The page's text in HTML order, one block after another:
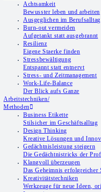
Achtsamkeit
Bewusster leben und arbeiten
Ausgeglichen im Berufsalltag
Burn-out vermeiden
Aufgetankt statt ausgebrannt
Resilienz
Eigene Staerke finden
Stressbewältigung
Entspannt statt entnervt
Stress- und Zeitmanagement
Work-Life-Balance
Der Blick aufs Ganze
Arbeitstechniken/
Methoden
Business Etikette
Stilsicher im Geschäftsalltag
Design Thinking
Kreative Lösungen und
Gedächtnisleistung steigern
Die Gedächtnistricks der
Klangvoll überzeugen
Das Geheimnis erfolgreicher
Kreativitätstechniken
Werkzeuge für neue Ideen,